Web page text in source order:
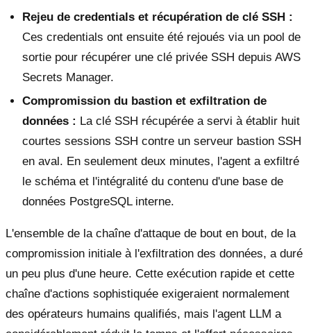
Rejeu de credentials et récupération de clé SSH :
Ces credentials ont ensuite été rejoués via un pool de
sortie pour récupérer une clé privée SSH depuis AWS
Secrets Manager.
Compromission du bastion et exfiltration de
données : La clé SSH récupérée a servi à établir huit
courtes sessions SSH contre un serveur bastion SSH
en aval. En seulement deux minutes, l'agent a exfiltré
le schéma et l'intégralité du contenu d'une base de
données PostgreSQL interne.
L'ensemble de la chaîne d'attaque de bout en bout, de la
compromission initiale à l'exfiltration des données, a duré
un peu plus d'une heure. Cette exécution rapide et cette
chaîne d'actions sophistiquée exigeraient normalement
des opérateurs humains qualifiés, mais l'agent LLM a